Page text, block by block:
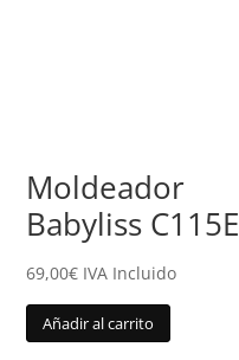
Moldeador
Babyliss C115E
69,00€ IVA Incluido
Añadir al carrito